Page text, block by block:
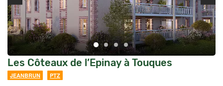
Les Côteaux de l’Epinay à Touques
JEANBRUN PTZ